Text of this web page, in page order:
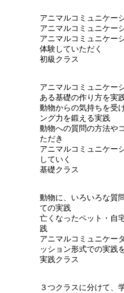
アニマルコミュニケー
アニマルコミュニケー
アニマルコミュニケー
体験していただく
初級クラス
アニマルコミュニケー
ある基礎の作り方を実
動物からの気持ちを受
ング力を鍛える実践
動物への質問の方法や
ただき
アニマルコミュニケー
していく
基礎クラス
動物に、いろいろな質
ての実践
亡くなったペット・自
践
アニマルコミュニケー
ッション形式での実践
実践クラス
３つクラスに分けて、